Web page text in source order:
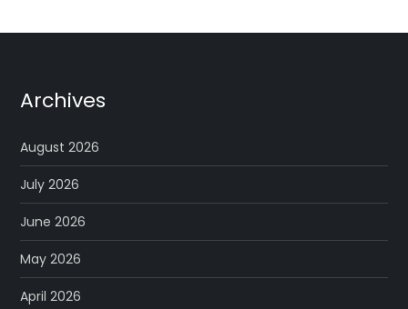
Archives
August 2026
July 2026
June 2026
May 2026
April 2026